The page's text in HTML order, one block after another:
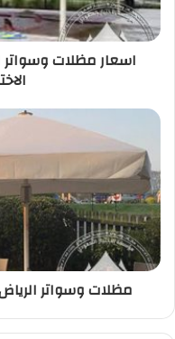
اسعار مظلات
مظلات وسواتر